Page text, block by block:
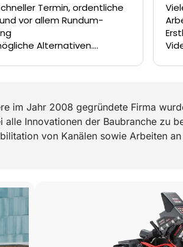
Termin, ordentliche
vor allem Rundum-
Alternativen.
trifft der Kunde- die
einen nicht über den
Tag
um
im Jahr 2008 gegründete Firma
alle Innovationen der Baubranche zu
von Kanälen sowie Arbeiten